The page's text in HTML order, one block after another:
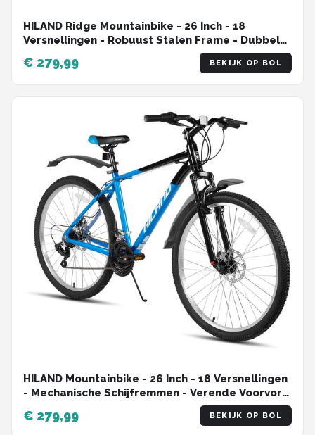
HILAND Ridge Mountainbike - 26 Inch - 18
Versnellingen - Robuust Stalen Frame - Dubbele
Schijfremmen - MTB voor Heren & Dames
€ 279,99 BEKIJK OP BOL
HILAND Mountainbike - 26 Inch - 18 Versnellingen
- Mechanische Schijfremmen - Verende Voorvork
€ 279,99 BEKIJK OP BOL